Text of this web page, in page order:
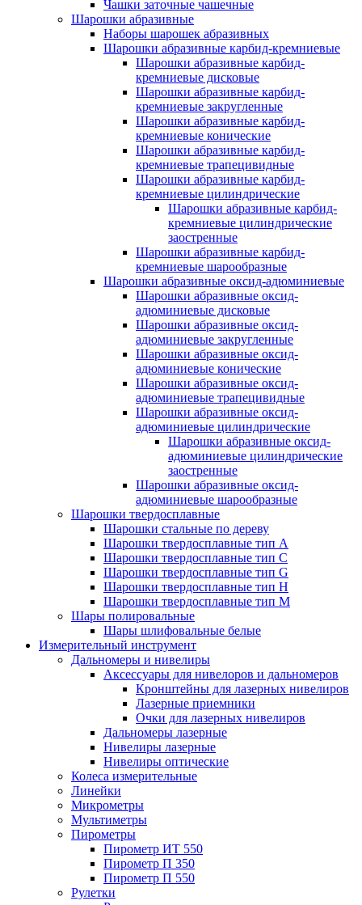
Чашки заточные чашечные
Шарошки абразивные
Наборы шарошек абразивных
Шарошки абразивные карбид-кремниевые
Шарошки абразивные карбид-
кремниевые дисковые
Шарошки абразивные карбид-
кремниевые закругленные
Шарошки абразивные карбид-
кремниевые конические
Шарошки абразивные карбид-
кремниевые трапецивидные
Шарошки абразивные карбид-
кремниевые цилиндрические
Шарошки абразивные карбид-
кремниевые цилиндрические
заостренные
Шарошки абразивные карбид-
кремниевые шарообразные
Шарошки абразивные оксид-адюминиевые
Шарошки абразивные оксид-
адюминиевые дисковые
Шарошки абразивные оксид-
адюминиевые закругленные
Шарошки абразивные оксид-
адюминиевые конические
Шарошки абразивные оксид-
адюминиевые трапецивидные
Шарошки абразивные оксид-
адюминиевые цилиндрические
Шарошки абразивные оксид-
адюминиевые цилиндрические
заостренные
Шарошки абразивные оксид-
адюминиевые шарообразные
Шарошки твердосплавные
Шарошки стальные по дереву
Шарошки твердосплавные тип A
Шарошки твердосплавные тип C
Шарошки твердосплавные тип G
Шарошки твердосплавные тип H
Шарошки твердосплавные тип M
Шары полировальные
Шары шлифовальные белые
Измерительный инструмент
Дальномеры и нивелиры
Аксессуары для нивелоров и дальномеров
Кронштейны для лазерных нивелиров
Лазерные приемники
Очки для лазерных нивелиров
Дальномеры лазерные
Нивелиры лазерные
Нивелиры оптические
Колеса измерительные
Линейки
Микрометры
Мультиметры
Пирометры
Пирометр ИТ 550
Пирометр П 350
Пирометр П 550
Рулетки